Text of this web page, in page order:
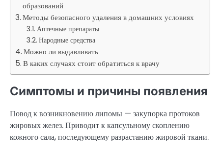
образований
Методы безопасного удаления в домашних условиях
Аптечные препараты
Народные средства
Можно ли выдавливать
В каких случаях стоит обратиться к врачу
Симптомы и причины появления
Повод к возникновению липомы — закупорка протоков
жировых желез. Приводит к капсульному скоплению
кожного сала, последующему разрастанию жировой ткани.